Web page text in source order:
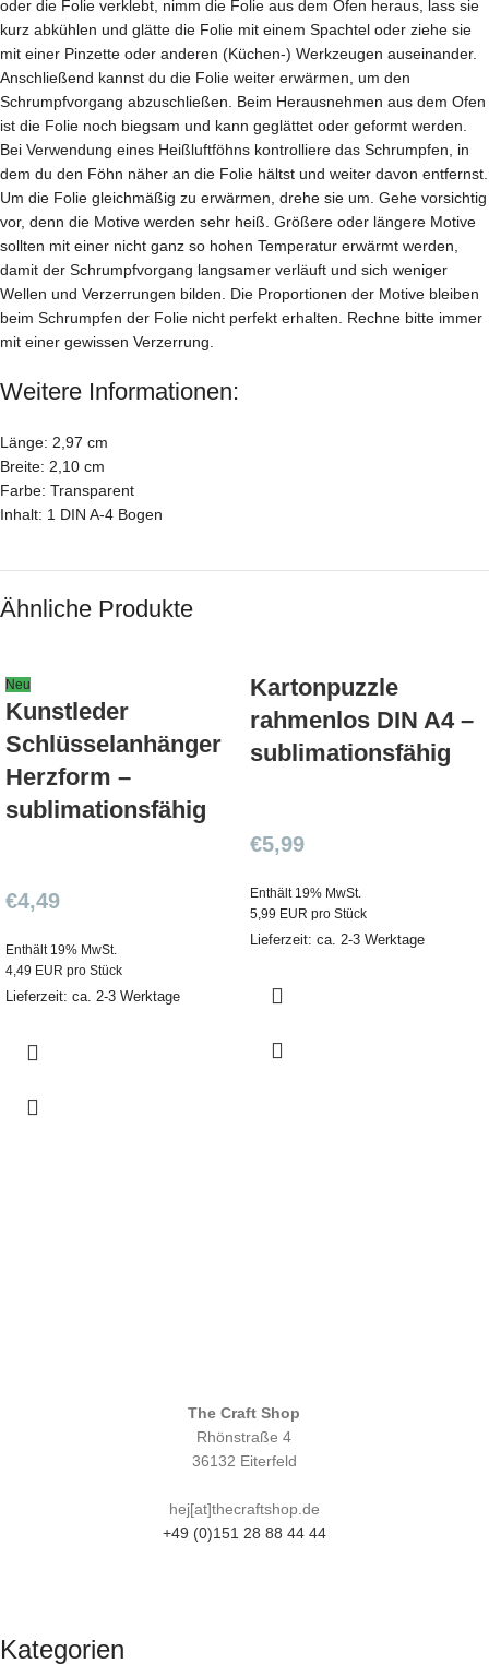
oder die Folie verklebt, nimm die Folie aus dem Ofen heraus, lass sie
kurz abkühlen und glätte die Folie mit einem Spachtel oder ziehe sie
mit einer Pinzette oder anderen (Küchen-) Werkzeugen auseinander.
Anschließend kannst du die Folie weiter erwärmen, um den
Schrumpfvorgang abzuschließen. Beim Herausnehmen aus dem Ofen
ist die Folie noch biegsam und kann geglättet oder geformt werden.
Bei Verwendung eines Heißluftföhns kontrolliere das Schrumpfen, in
dem du den Föhn näher an die Folie hältst und weiter davon entfernst.
Um die Folie gleichmäßig zu erwärmen, drehe sie um. Gehe vorsichtig
vor, denn die Motive werden sehr heiß. Größere oder längere Motive
sollten mit einer nicht ganz so hohen Temperatur erwärmt werden,
damit der Schrumpfvorgang langsamer verläuft und sich weniger
Wellen und Verzerrungen bilden. Die Proportionen der Motive bleiben
beim Schrumpfen der Folie nicht perfekt erhalten. Rechne bitte immer
mit einer gewissen Verzerrung.
Weitere Informationen:
Länge: 2,97 cm
Breite: 2,10 cm
Farbe: Transparent
Inhalt: 1 DIN A-4 Bogen
Ähnliche Produkte
Neu
Kunstleder
Schlüsselanhänger
Herzform –
sublimationsfähig
€4,49
Enthält 19% MwSt.
4,49 EUR pro Stück
Lieferzeit: ca. 2-3 Werktage
Kartonpuzzle
rahmenlos DIN A4 –
sublimationsfähig
€5,99
Enthält 19% MwSt.
5,99 EUR pro Stück
Lieferzeit: ca. 2-3 Werktage
The Craft Shop
Rhönstraße 4
36132 Eiterfeld
hej[at]thecraftshop.de
+49 (0)151 28 88 44 44
Kategorien